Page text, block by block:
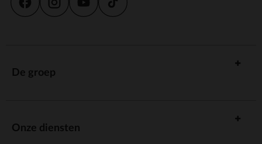
De groep
Onze diensten